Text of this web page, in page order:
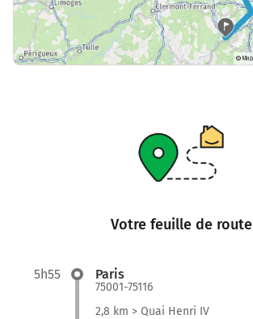
Votre feuille de route
5h55 Paris
75001-75116
2,8 km > Quai Henri IV